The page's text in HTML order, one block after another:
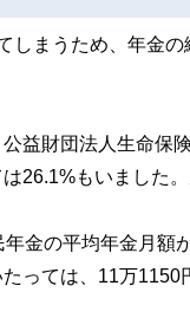
しまうため、年金
益財団法人生命保
26.1%もいました
金の平均年金月額
っては、11万1150